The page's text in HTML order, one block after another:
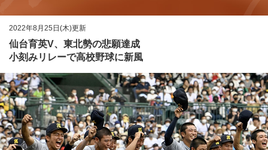
2022年8月25日(木)更新
仙台育英V、東北勢の悲願達成
小刻みリレーで高校野球に新風